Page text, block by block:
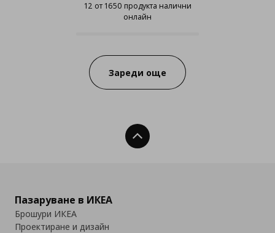
12 от 1650 продукта налични
онлайн
12 от 1650 продукта налични
Зареди още
Нагоре
Пазаруване в ИКЕА
Брошури ИКЕА
Проектиране и дизайн